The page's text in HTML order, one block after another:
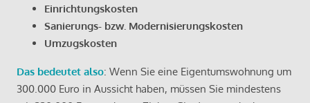
Einrichtungskosten
Sanierungs- bzw. Modernisierungskosten
Umzugskosten
Das bedeutet also: Wenn Sie eine Eigentumswohnung um
300.000 Euro in Aussicht haben, müssen Sie mindestens